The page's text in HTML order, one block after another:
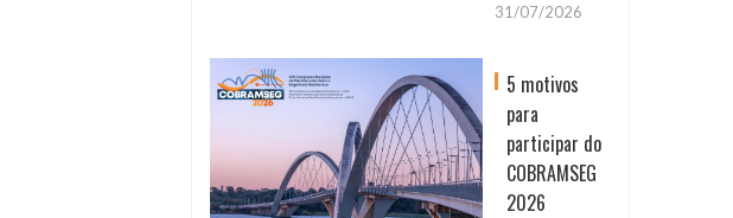
31/07/2026
5 motivos
para
participar do
COBRAMSEG
2026